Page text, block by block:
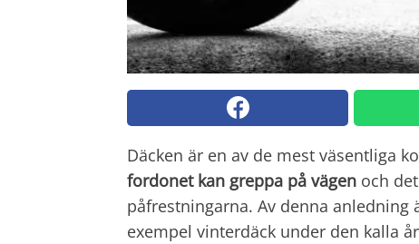
Däcken är en av de mest väsentliga
fordonet kan greppa på vägen och
påfrestningarna. Av denna anledning
exempel vinterdäck under den kalla